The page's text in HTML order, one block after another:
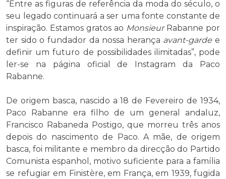
​“Entre as figuras de referência da moda do século, o
seu legado continuará a ser uma fonte constante de
inspiração. Estamos gratos ao Monsieur Rabanne por
ter sido o fundador da nossa herança avant-garde e
definir um futuro de possibilidades ilimitadas”, pode
ler-se na página oficial de Instagram da Paco
Rabanne.
De origem basca, nascido a 18 de Fevereiro de 1934,
Paco Rabanne era filho de um general andaluz,
Francisco Rabaneda Postigo, que morreu três anos
depois do nascimento de Paco. A mãe, de origem
basca, foi militante e membro da direcção do Partido
Comunista espanhol, motivo suficiente para a família
se refugiar em Finistère, em França, em 1939, fugida